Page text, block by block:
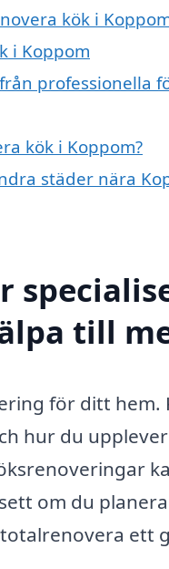
kök i
i Koppom
professionella
kök i Koppom?
städer nära
till
för ditt
hur du
om du
ett